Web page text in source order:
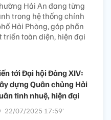
Hải An đang từng
trong hệ thống chính
Hải Phòng, góp phần
triển toàn diện, hiện đại
tới Đại hội Đảng XIV:
dựng Quân chủng Hải
tinh nhuệ, hiện đại
22/07/2025 17:59’